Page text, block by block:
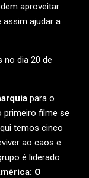
aproveitar
ajudar a
para o
primeiro filme se
temos cinco
ao caos e
é liderado
O